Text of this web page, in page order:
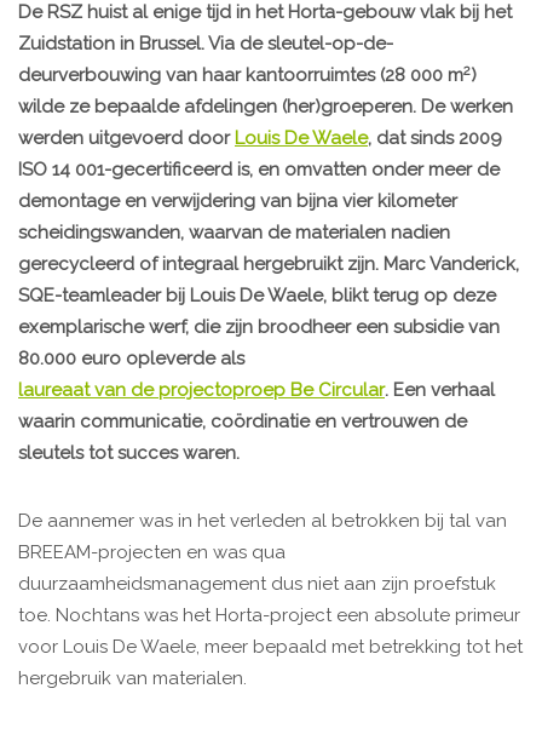
De RSZ huist al enige tijd in het Horta-gebouw vlak bij het
Zuidstation in Brussel. Via de sleutel-op-de-
deurverbouwing van haar kantoorruimtes (28 000 m2)
wilde ze bepaalde afdelingen (her)groeperen. De werken
werden uitgevoerd door Louis De Waele, dat sinds 2009
ISO 14 001-gecertificeerd is, en omvatten onder meer de
demontage en verwijdering van bijna vier kilometer
scheidingswanden, waarvan de materialen nadien
gerecycleerd of integraal hergebruikt zijn. Marc Vanderick,
SQE-teamleader bij Louis De Waele, blikt terug op deze
exemplarische werf, die zijn broodheer een subsidie van
80.000 euro opleverde als
laureaat van de projectoproep Be Circular. Een verhaal
waarin communicatie, coördinatie en vertrouwen de
sleutels tot succes waren.
De aannemer was in het verleden al betrokken bij tal van
BREEAM-projecten en was qua
duurzaamheidsmanagement dus niet aan zijn proefstuk
toe. Nochtans was het Horta-project een absolute primeur
voor Louis De Waele, meer bepaald met betrekking tot het
hergebruik van materialen.